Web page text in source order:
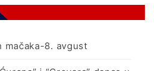
mačaka-8. avgust